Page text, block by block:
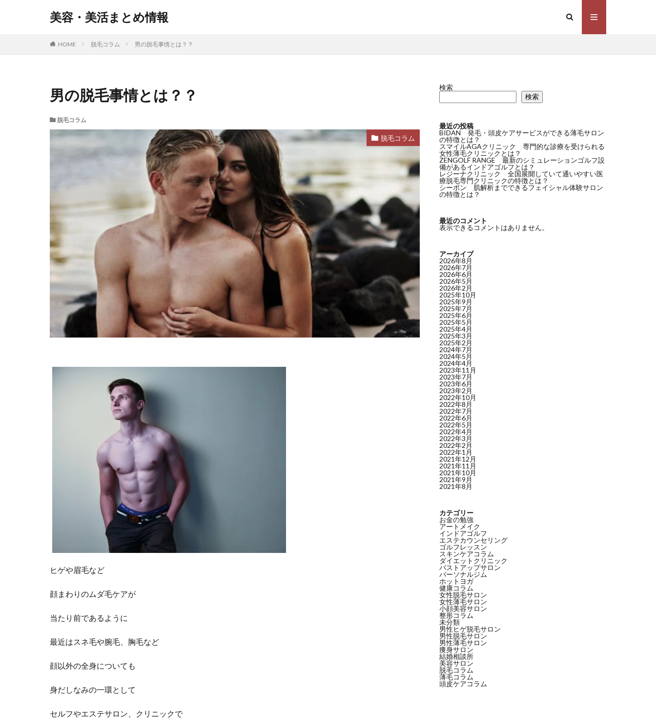
美容・美活まとめ情報
HOME 脱毛コラム 男の脱毛事情とは？？
男の脱毛事情とは？？
脱毛コラム
脱毛コラム
ヒゲや眉毛など
顔まわりのムダ毛ケアが
当たり前であるように
最近はスネ毛や腕毛、胸毛など
顔以外の全身についても
身だしなみの一環として
セルフやエステサロン、クリニックで
検索
検索
最近の投稿
BIDAN 発毛・頭皮ケアサービスができる薄毛サロン
の特徴とは？
スマイルAGAクリニック 専門的な診療を受けられる
女性薄毛クリニックとは？
ZENGOLF RANGE 最新のシミュレーションゴルフ設
備があるインドアゴルフとは？
レジーナクリニック 全国展開していて通いやすい医
療脱毛専門クリニックの特徴とは？
シーボン 肌解析までできるフェイシャル体験サロン
の特徴とは？
最近のコメント
表示できるコメントはありません。
アーカイブ
2026年8月
2026年7月
2026年6月
2026年5月
2026年2月
2025年10月
2025年9月
2025年7月
2025年6月
2025年5月
2025年4月
2025年3月
2025年2月
2024年7月
2024年5月
2024年4月
2023年11月
2023年7月
2023年6月
2023年2月
2022年10月
2022年8月
2022年7月
2022年6月
2022年5月
2022年4月
2022年3月
2022年2月
2022年1月
2021年12月
2021年11月
2021年10月
2021年9月
2021年8月
カテゴリー
お金の勉強
アートメイク
インドアゴルフ
エステカウンセリング
ゴルフレッスン
スキンケアコラム
ダイエットクリニック
バストアップサロン
パーソナルジム
ホットヨガ
健康コラム
女性脱毛サロン
女性薄毛サロン
小顔美容サロン
整形コラム
未分類
男性ヒゲ脱毛サロン
男性脱毛サロン
男性薄毛サロン
痩身サロン
結婚相談所
美容サロン
脱毛コラム
薄毛コラム
頭皮ケアコラム